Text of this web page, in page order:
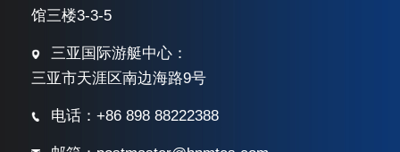
馆三楼3-3-5
三亚国际游艇中心：
三亚市天涯区南边海路9号
电话：+86 898 88222388